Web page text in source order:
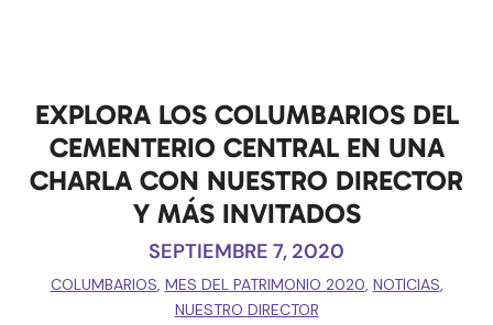
EXPLORA LOS COLUMBARIOS DEL
CEMENTERIO CENTRAL EN UNA
CHARLA CON NUESTRO DIRECTOR
Y MÁS INVITADOS
SEPTIEMBRE 7, 2020
COLUMBARIOS, MES DEL PATRIMONIO 2020, NOTICIAS,
NUESTRO DIRECTOR